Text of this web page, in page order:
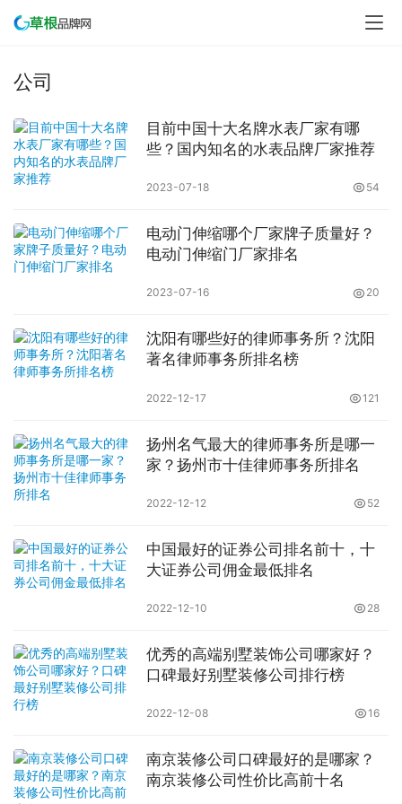
公司
目前中国十大名牌水表厂家有哪
些？国内知名的水表品牌厂家推荐
2023-07-18 54
电动门伸缩哪个厂家牌子质量好？
电动门伸缩门厂家排名
2023-07-16 20
沈阳有哪些好的律师事务所？沈阳
著名律师事务所排名榜
2022-12-17 121
扬州名气最大的律师事务所是哪一
家？扬州市十佳律师事务所排名
2022-12-12 52
中国最好的证券公司排名前十，十
大证券公司佣金最低排名
2022-12-10 28
优秀的高端别墅装饰公司哪家好？
口碑最好别墅装修公司排行榜
2022-12-08 16
南京装修公司口碑最好的是哪家？
南京装修公司性价比高前十名